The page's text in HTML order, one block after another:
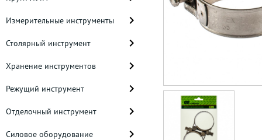
Измерительные инструменты
Столярный инструмент
Хранение инструментов
Режущий инструмент
Отделочный инструмент
Силовое оборудование